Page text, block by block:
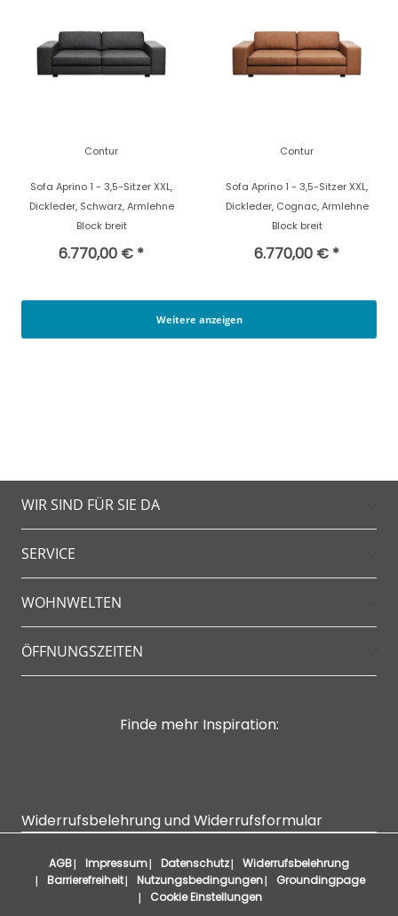
Contur
Sofa Aprino 1 - 3,5-Sitzer XXL,
Dickleder, Schwarz, Armlehne
Block breit
6.770,00 € *
Contur
Sofa Aprino 1 - 3,5-Sitzer XXL,
Dickleder, Cognac, Armlehne
Block breit
6.770,00 € *
Weitere anzeigen
WIR SIND FÜR SIE DA
SERVICE
WOHNWELTEN
ÖFFNUNGSZEITEN
Finde mehr Inspiration:
Widerrufsbelehrung und Widerrufsformular
AGB Impressum Datenschutz
Widerrufsbelehrung
Barrierefreiheit
Nutzungsbedingungen
Groundingpage
Cookie Einstellungen